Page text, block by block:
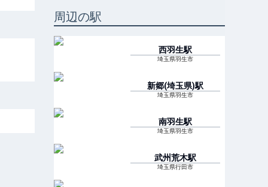
周辺の駅
西羽生駅
埼玉県羽生市
新郷(埼玉県)駅
埼玉県羽生市
南羽生駅
埼玉県羽生市
武州荒木駅
埼玉県行田市